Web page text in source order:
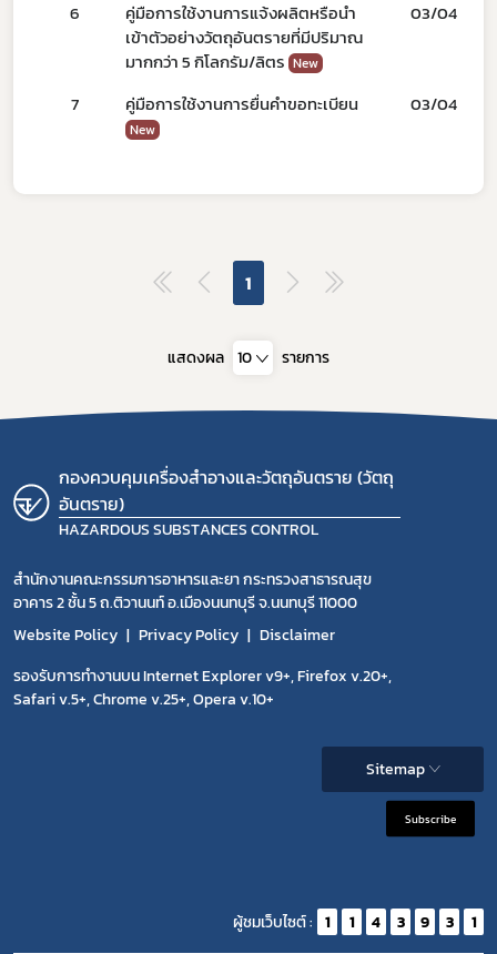
6
คู่มือการใช้งานการแจ้งผลิตหรือนำ
เข้าตัวอย่างวัตถุอันตรายที่มีปริมาณ
มากกว่า 5 กิโลกรัม/ลิตร New
03/04/66
7 คู่มือการใช้งานการยื่นคำขอทะเบียน
New
03/04/66
1
แสดงผล 10 รายการ
กองควบคุมเครื่องสำอางและวัตถุอันตราย (วัตถุ
อันตราย)
HAZARDOUS SUBSTANCES CONTROL
สำนักงานคณะกรรมการอาหารและยา กระทรวงสาธารณสุข
อาคาร 2 ชั้น 5 ถ.ติวานนท์ อ.เมืองนนทบุรี จ.นนทบุรี 11000
Website Policy
Privacy Policy
Disclaimer
รองรับการทำงานบน Internet Explorer v9+, Firefox v.20+,
Safari v.5+, Chrome v.25+, Opera v.10+
Sitemap
Subscribe
ผู้ชมเว็บไซต์ : 1 1 4 3 9 3 1